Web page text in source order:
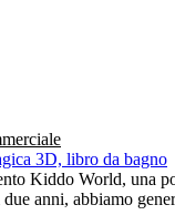
3D, libro da bagno
Kiddo World, una
anni, abbiamo